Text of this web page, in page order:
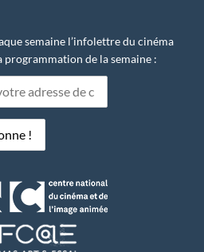
semaine l’infolettre du cinéma
programmation de la semaine :